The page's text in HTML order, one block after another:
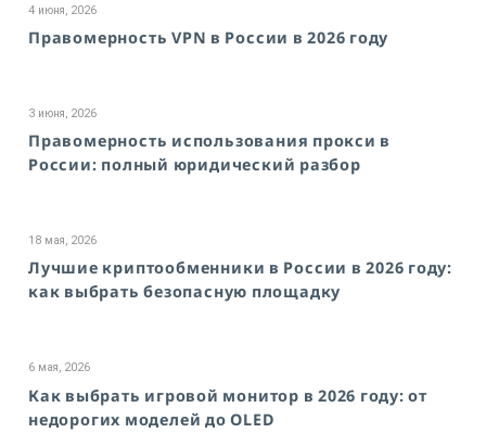
4 июня, 2026
Правомерность VPN в России в 2026 году
3 июня, 2026
Правомерность использования прокси в
России: полный юридический разбор
18 мая, 2026
Лучшие криптообменники в России в 2026 году:
как выбрать безопасную площадку
6 мая, 2026
Как выбрать игровой монитор в 2026 году: от
недорогих моделей до OLED